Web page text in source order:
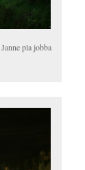
pla jobba